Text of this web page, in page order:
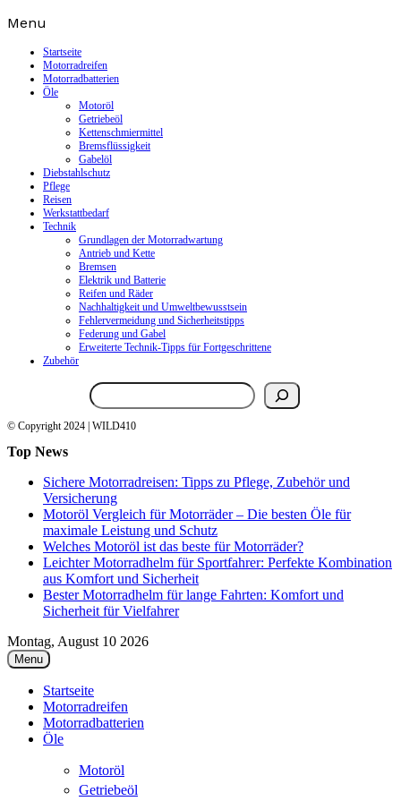
Skip
content
Menu
Startseite
Motorradreifen
Motorradbatterien
Öle
Motoröl
Getriebeöl
Kettenschmiermittel
Bremsflüssigkeit
Gabelöl
Diebstahlschutz
Pflege
Reisen
Werkstattbedarf
Technik
Grundlagen der Motorradwartung
Antrieb und Kette
Bremsen
Elektrik und Batterie
Reifen und Räder
Nachhaltigkeit und Umweltbewusstsein
Fehlervermeidung und Sicherheitstipps
Federung und Gabel
Erweiterte Technik-Tipps für Fortgeschrittene
Zubehör
© Copyright 2024 | WILD410
Top News
Sichere Motorradreisen: Tipps zu Pflege, Zubehör und
Versicherung
Motoröl Vergleich für Motorräder – Die besten Öle für
maximale Leistung und Schutz
Welches Motoröl ist das beste für Motorräder?
Leichter Motorradhelm für Sportfahrer: Perfekte Kombination
aus Komfort und Sicherheit
Bester Motorradhelm für lange Fahrten: Komfort und
Sicherheit für Vielfahrer
Montag, August 10 2026
Menu
Startseite
Motorradreifen
Motorradbatterien
Öle
Motoröl
Getriebeöl